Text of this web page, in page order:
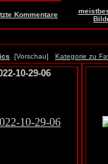
Kommentare
[Vorschau] Kategorie zu
10-29-06